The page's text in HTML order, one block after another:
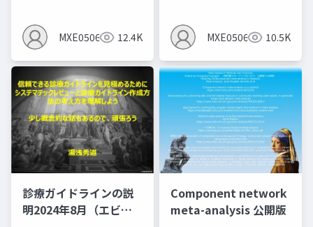
MXE05064 12.4K MXE05064 10.5K
診療ガイドラインの説
明2024年8月（エビデ
Component network
meta-analysis 公開版